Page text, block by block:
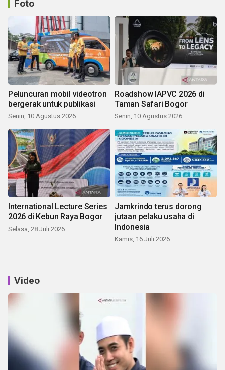
Foto
Peluncuran mobil videotron
bergerak untuk publikasi
Senin, 10 Agustus 2026
Roadshow IAPVC 2026 di
Taman Safari Bogor
Senin, 10 Agustus 2026
International Lecture Series
2026 di Kebun Raya Bogor
Selasa, 28 Juli 2026
Jamkrindo terus dorong
jutaan pelaku usaha di
Indonesia
Kamis, 16 Juli 2026
Video